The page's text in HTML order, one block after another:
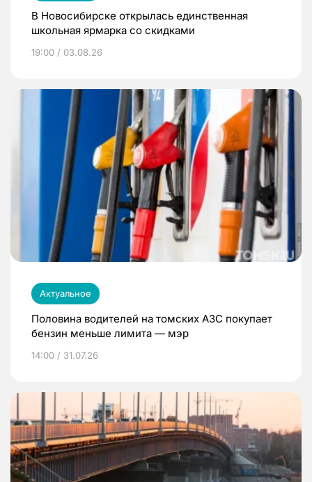
В Новосибирске открылась единственная
школьная ярмарка со скидками
19:00 / 03.08.26
Актуальное
Половина водителей на томских АЗС покупает
бензин меньше лимита — мэр
14:00 / 31.07.26